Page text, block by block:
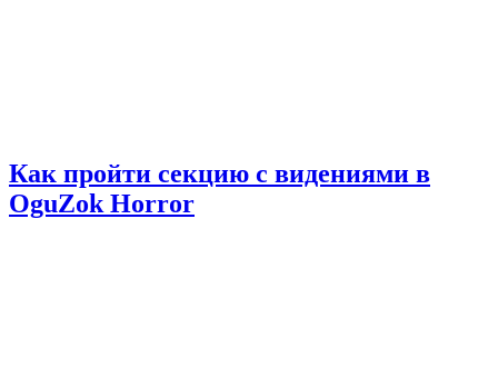
Как пройти секцию с видениями в
OguZok Horror